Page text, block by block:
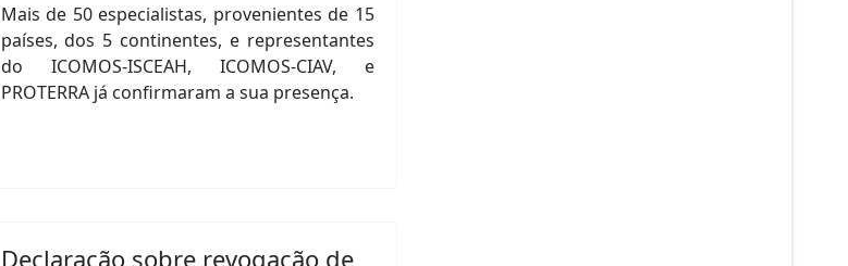
Mais de 50 especialistas, provenientes de 15
países, dos 5 continentes, e representantes
do ICOMOS-ISCEAH, ICOMOS-CIAV, e
PROTERRA já confirmaram a sua presença.
Declaração sobre revogação de